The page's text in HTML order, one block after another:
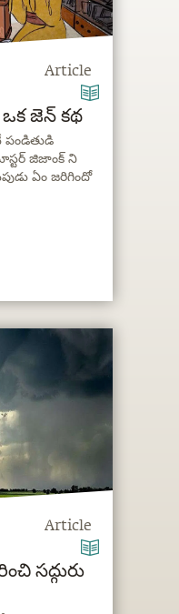
Article
జెన్ కథ
జిజాంక్ ని
ఏం జరిగిందో
Article
సద్గురు